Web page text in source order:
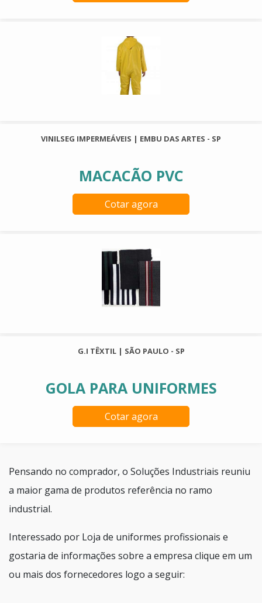
VINILSEG IMPERMEÁVEIS | EMBU DAS ARTES - SP
MACACÃO PVC
Cotar agora
G.I TÊXTIL | SÃO PAULO - SP
GOLA PARA UNIFORMES
Cotar agora
Pensando no comprador, o Soluções Industriais reuniu
a maior gama de produtos referência no ramo
industrial.
Interessado por Loja de uniformes profissionais e
gostaria de informações sobre a empresa clique em um
ou mais dos fornecedores logo a seguir: